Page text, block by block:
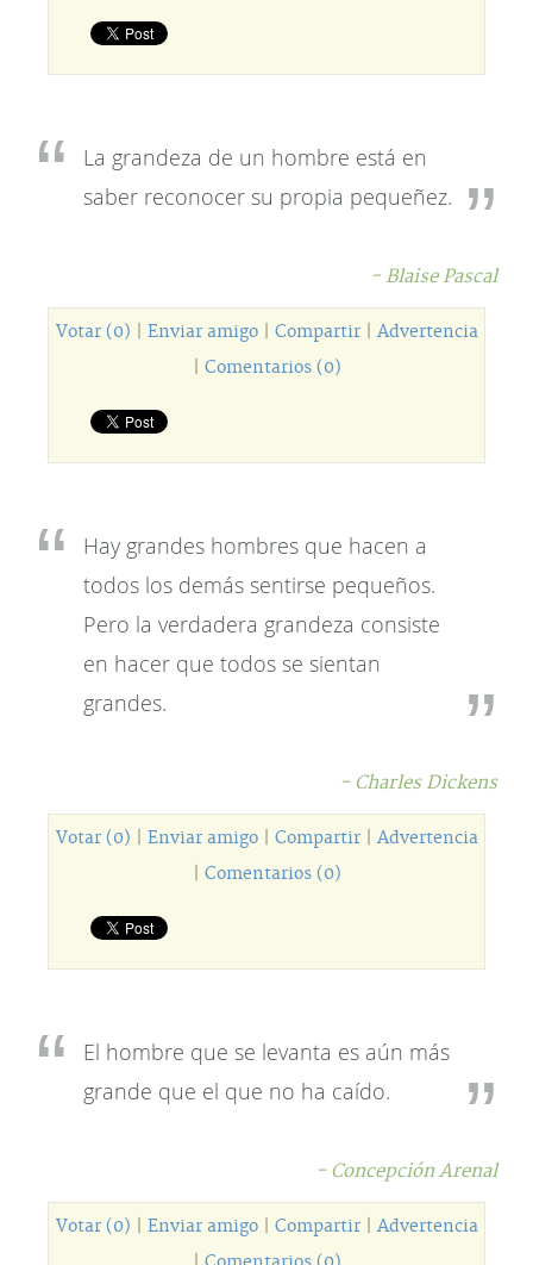
La grandeza de un hombre está en
saber reconocer su propia pequeñez.
- Blaise Pascal
Votar (0) Enviar amigo| Compartir| Advertencia
Comentarios (0)
Hay grandes hombres que hacen a
todos los demás sentirse pequeños.
Pero la verdadera grandeza consiste
en hacer que todos se sientan
grandes.
- Charles Dickens
Votar (0) Enviar amigo| Compartir| Advertencia
Comentarios (0)
El hombre que se levanta es aún más
grande que el que no ha caído.
- Concepción Arenal
Votar (0) Enviar amigo| Compartir| Advertencia